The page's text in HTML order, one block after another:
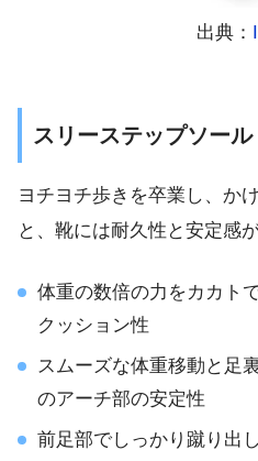
出典：
スリーステップソール
ヨチヨチ歩きを卒業し、か
と、靴には耐久性と安定感
体重の数倍の力をカカト
クッション性
スムーズな体重移動と足
のアーチ部の安定性
前足部でしっかり蹴り出